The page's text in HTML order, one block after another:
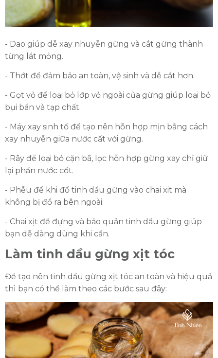
- Dao giúp dễ xay nhuyễn gừng và cắt gừng thành
từng lát mỏng.
- Thớt để đảm bảo an toàn, vệ sinh và dễ cắt hơn.
- Gọt vỏ để loại bỏ lớp vỏ ngoài của gừng giúp loại bỏ
bụi bẩn và tạp chất.
- Máy xay sinh tố để tạo nên hỗn hợp mịn bằng cách
xay nhuyễn giữa nước cất với gừng.
- Rây để loại bỏ cặn bã, lọc hỗn hợp gừng xay chỉ giữ
lại phần nước cốt.
- Phễu để khi đổ tinh dầu gừng vào chai xit mà
không bị đổ ra bên ngoài.
- Chai xịt để đựng và bảo quản tinh dầu gừng giúp
bạn dễ dàng dùng khi cần.
Làm tinh dầu gừng xịt tóc
Để tạo nên tinh dầu gừng xịt tóc an toàn và hiệu quả
thì bạn có thể làm theo các bước sau đây: